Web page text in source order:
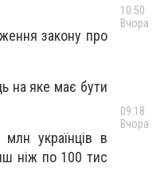
закону про
на яке має бути
українців в
ніж по 100 тис
10:50
Вчора
09:18
Вчора